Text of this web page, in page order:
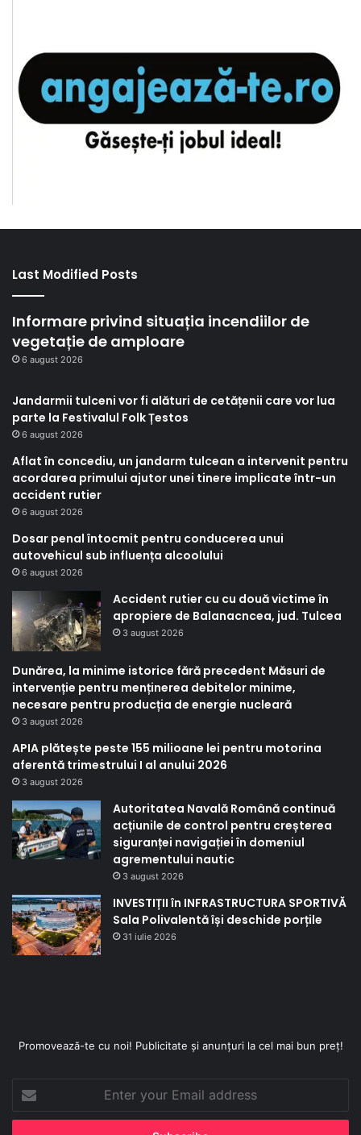
Last Modified Posts
Informare privind situația incendiilor de
vegetație de amploare
6 august 2026
Jandarmii tulceni vor fi alături de cetățenii care vor lua
parte la Festivalul Folk Țestos
6 august 2026
Aflat în concediu, un jandarm tulcean a intervenit pentru
acordarea primului ajutor unei tinere implicate într-un
accident rutier
6 august 2026
Dosar penal întocmit pentru conducerea unui
autovehicul sub influența alcoolului
6 august 2026
Accident rutier cu cu două victime în
apropiere de Balanacncea, jud. Tulcea
3 august 2026
Dunărea, la minime istorice fără precedent Măsuri de
intervenție pentru menținerea debitelor minime,
necesare pentru producția de energie nucleară
3 august 2026
APIA plătește peste 155 milioane lei pentru motorina
aferentă trimestrului I al anului 2026
3 august 2026
Autoritatea Navală Română continuă
acțiunile de control pentru creșterea
siguranței navigației în domeniul
agrementului nautic
3 august 2026
INVESTIȚII în INFRASTRUCTURA SPORTIVĂ
Sala Polivalentă își deschide porțile
31 iulie 2026
Promovează-te cu noi! Publicitate și anunțuri la cel mai bun preț!
your
Email